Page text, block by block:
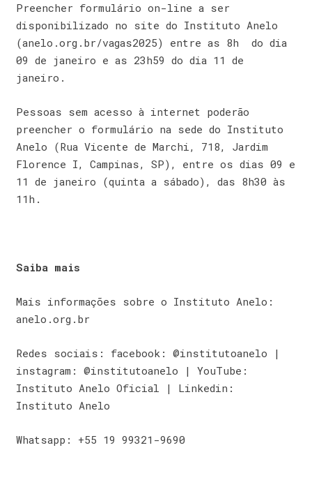
Preencher formulário on-line a ser
disponibilizado no site do Instituto Anelo
(anelo.org.br/vagas2025) entre as 8h do dia
09 de janeiro e as 23h59 do dia 11 de
janeiro.
Pessoas sem acesso à internet poderão
preencher o formulário na sede do Instituto
Anelo (Rua Vicente de Marchi, 718, Jardim
Florence I, Campinas, SP), entre os dias 09 e
11 de janeiro (quinta a sábado), das 8h30 às
11h.
Saiba mais
Mais informações sobre o Instituto Anelo:
anelo.org.br
Redes sociais: facebook: @institutoanelo |
instagram: @institutoanelo | YouTube:
Instituto Anelo Oficial | Linkedin:
Instituto Anelo
Whatsapp: +55 19 99321-9690